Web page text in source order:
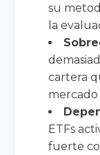
su
la
cartera
mercado
ETFs
fuerte